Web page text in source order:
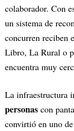
colaborador. Con
un sistema de
concurren reciben
Libro, La Rural o
encuentra muy
La infraestructura
personas con
convirtió en uno